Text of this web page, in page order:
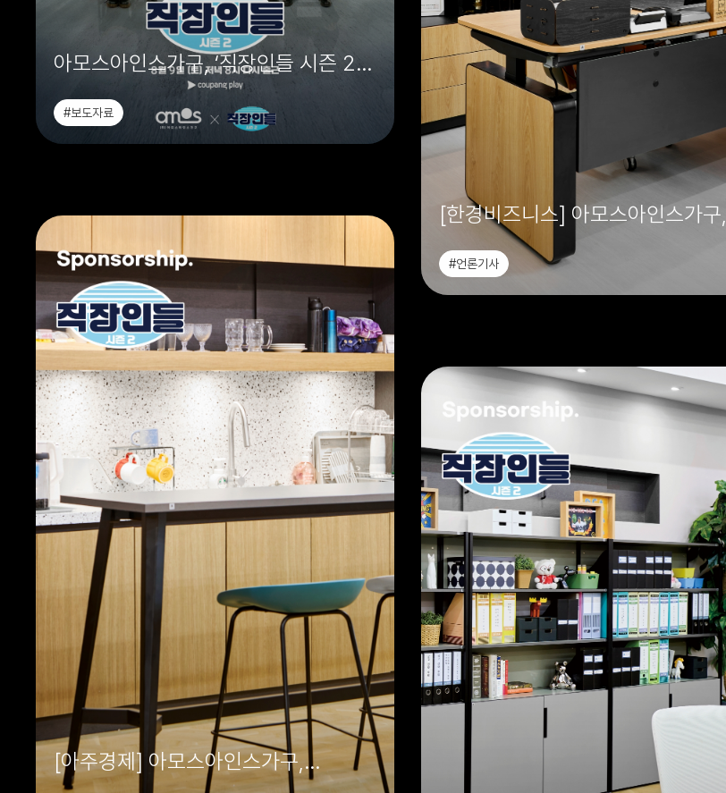
아모스아인스가구, ‘직장인들 시즌 2’
오피스 공간 전체 협찬
#보도자료
[한경비즈니스] 아모스아인스가구,
‘직장인들 시즌 2’ 오피스 공간 전체
협찬
#언론기사
[아주경제] 아모스아인스가구,